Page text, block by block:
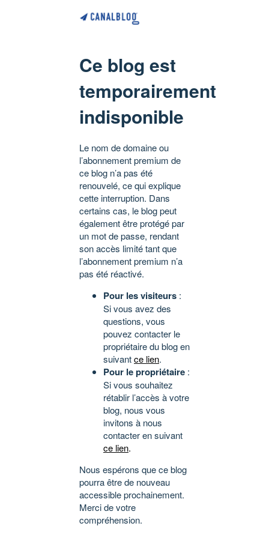
Ce blog est
temporairement
indisponible
Le nom de domaine ou
l’abonnement premium de
ce blog n’a pas été
renouvelé, ce qui explique
cette interruption. Dans
certains cas, le blog peut
également être protégé par
un mot de passe, rendant
son accès limité tant que
l’abonnement premium n’a
pas été réactivé.
Pour les visiteurs :
Si vous avez des
questions, vous
pouvez contacter le
propriétaire du blog en
suivantce lien.
Pour le propriétaire :
Si vous souhaitez
rétablir l’accès à votre
blog, nous vous
invitons à nous
contacter en suivant
ce lien.
Nous espérons que ce blog
pourra être de nouveau
accessible prochainement.
Merci de votre
compréhension.